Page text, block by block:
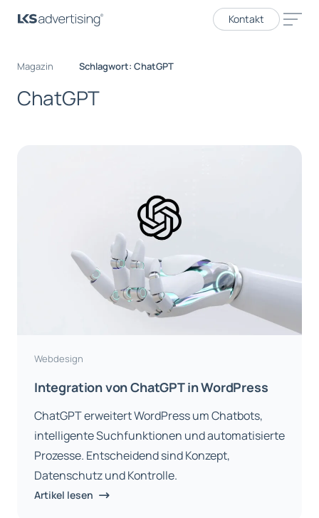
Kontakt
Magazin Schlagwort: ChatGPT
ChatGPT
Webdesign
Integration von ChatGPT in WordPress
ChatGPT erweitert WordPress um Chatbots,
intelligente Suchfunktionen und automatisierte
Prozesse. Entscheidend sind Konzept,
Datenschutz und Kontrolle.
Artikel lesen